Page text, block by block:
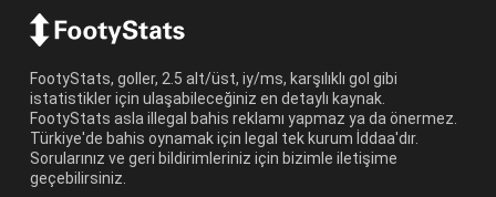
FootyStats, goller, 2.5 alt/üst, iy/ms, karşılıklı gol gibi
istatistikler için ulaşabileceğiniz en detaylı kaynak.
FootyStats asla illegal bahis reklamı yapmaz ya da önermez.
Türkiye'de bahis oynamak için legal tek kurum İddaa'dır.
Sorularınız ve geri bildirimleriniz için bizimle iletişime
geçebilirsiniz.